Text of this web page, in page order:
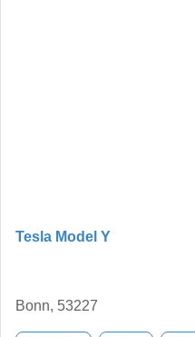
Tesla Model Y
Bonn, 53227